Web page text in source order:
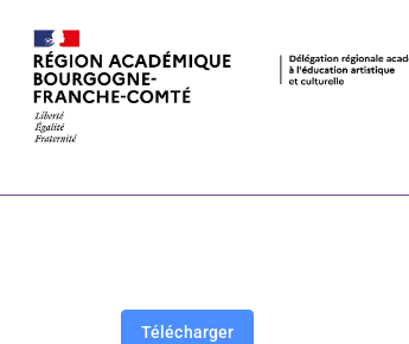
Télécharger